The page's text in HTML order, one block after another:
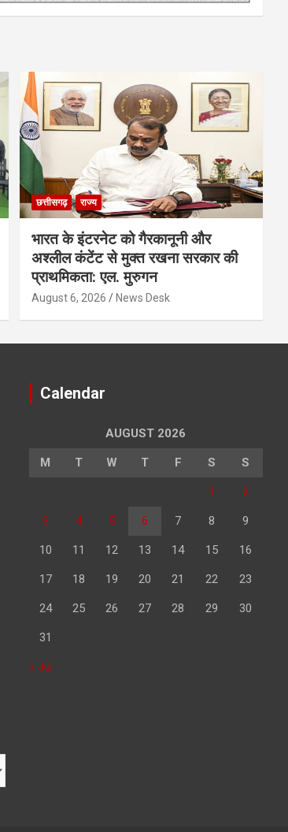
छत्तीसगढ़ राज्य
भारत के इंटरनेट को गैरकानूनी और
अश्लील कंटेंट से मुक्त रखना सरकार की
प्राथमिकता: एल. मुरुगन
August 6, 2026 News Desk
Calendar
AUGUST 2026
M T W T F S S
1 2
3 4 5 6 7 8 9
10 11 12 13 14 15 16
17 18 19 20 21 22 23
24 25 26 27 28 29 30
31
« Jul